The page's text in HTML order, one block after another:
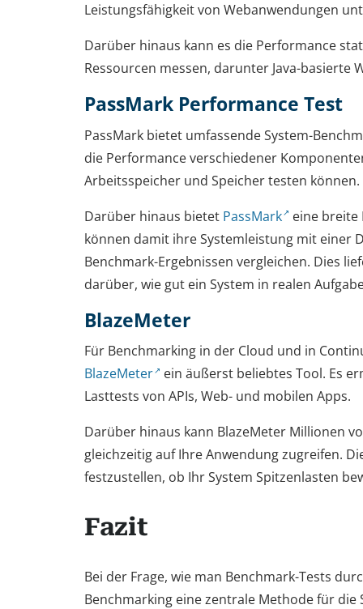
Leistungsfähigkeit von Webanwendungen
Darüber hinaus kann es die Performance
Ressourcen messen, darunter Java-basierte
PassMark Performance Test
PassMark bietet umfassende System-
die Performance verschiedener
Arbeitsspeicher und Speicher testen können.
Darüber hinaus bietet PassMark
eine breite
können damit ihre Systemleistung mit einer
Benchmark-Ergebnissen vergleichen. Dies
darüber, wie gut ein System in realen
BlazeMeter
Für Benchmarking in der Cloud und in
BlazeMeter
ein äußerst beliebtes Tool. Es
Lasttests von APIs, Web- und mobilen Apps.
Darüber hinaus kann BlazeMeter Millionen
gleichzeitig auf Ihre Anwendung zugreifen.
festzustellen, ob Ihr System Spitzenlasten
Fazit
Bei der Frage, wie man Benchmark-Tests
Benchmarking eine zentrale Methode für die